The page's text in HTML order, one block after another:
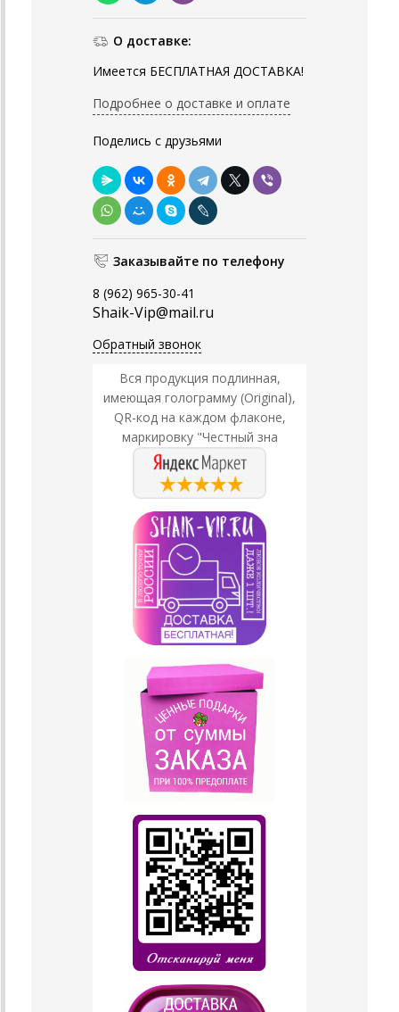
О доставке:
Имеется БЕСПЛАТНАЯ ДОСТАВКА!
Подробнее о доставке и оплате
Поделись с друзьями
Заказывайте по телефону
8 (962) 965-30-41
Shaik-Vip@mail.ru
Обратный звонок
Вся продукция подлинная,
имеющая голограмму (Original),
QR-код на каждом флаконе,
маркировку "Честный зна